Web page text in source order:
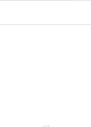
mövcüddur